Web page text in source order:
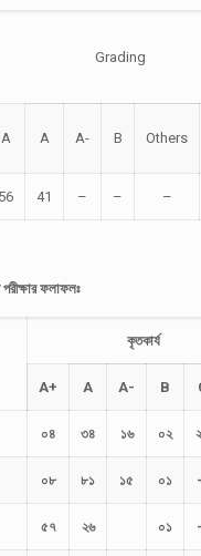
Grading
A A A- B Others
56 41 – – –
ফলাফলঃ
কৃতকার্য
A+
A A- B
০৪ ৩৪ ১৬ ০২
০৮ ৮১ ১৫ ০১
৫৭ ২৬ ০১